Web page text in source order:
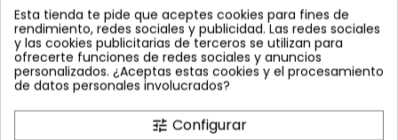
Evitan el desarrollo de infestaciones graves
Su uso preventivo es clave para evitar daños
económicos.
Plagas objetivo
Araña roja (Tetranychus urticae)
Esta tienda te pide que aceptes cookies para fines de
rendimiento, redes sociales y publicidad. Las redes sociales
y las cookies publicitarias de terceros se utilizan para
ofrecerte funciones de redes sociales y anuncios
personalizados. ¿Aceptas estas cookies y el procesamiento
de datos personales involucrados?
tune Configurar